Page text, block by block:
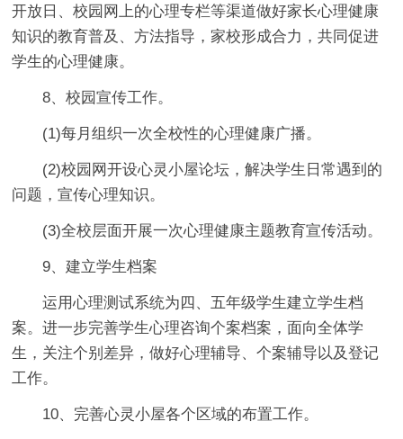
开放日、校园网上的心理专栏等渠道做好家长心理健康
知识的教育普及、方法指导，家校形成合力，共同促进
学生的心理健康。
8、校园宣传工作。
(1)每月组织一次全校性的心理健康广播。
(2)校园网开设心灵小屋论坛，解决学生日常遇到的
问题，宣传心理知识。
(3)全校层面开展一次心理健康主题教育宣传活动。
9、建立学生档案
运用心理测试系统为四、五年级学生建立学生档
案。进一步完善学生心理咨询个案档案，面向全体学
生，关注个别差异，做好心理辅导、个案辅导以及登记
工作。
10、完善心灵小屋各个区域的布置工作。